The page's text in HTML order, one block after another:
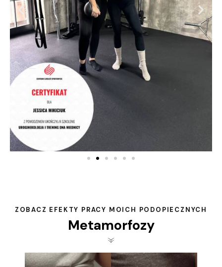
ZOBACZ EFEKTY PRACY MOICH PODOPIECZNYCH
Metamorfozy
«